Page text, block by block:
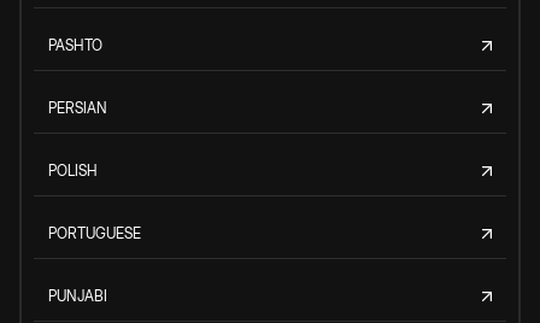
PASHTO
PERSIAN
POLISH
PORTUGUESE
PUNJABI